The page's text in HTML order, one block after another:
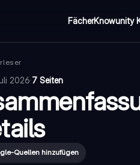
FächerKnowunity
2026·7 Seiten
Quellen hinzufügen